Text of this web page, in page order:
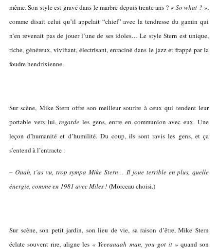
même. Son style est gravé dans le marbre depuis trente ans ? « So what ? »,
comme disait celui qu’il appelait “chief” avec la tendresse du gamin qui
n’en revenait pas de jouer l’une de ses idoles… Le style Stern est unique,
riche, généreux, vivifiant, électrisant, enraciné dans le jazz et frappé par la
foudre hendrixienne.
Sur scène, Mike Stern offre son meilleur sourire à ceux qui tendent leur
portable vers lui,regarde les gens, entre en communion avec eux. Une
leçon d’humanité et d’humilité. Du coup, ils sont ravis les gens, et ça
s’entend à l’entracte :
– Ouah, t’as vu, trop sympa Mike Stern… Il joue terrible en plus, quelle
énergie, comme en 1981 avec Miles ! (Morceau choisi.)
Sur scène, son petit jardin, son lieu de vie, sa raison d’être, Mike Stern
éclate souvent rire, aligne les « Yeeeaaaah man, you got it » quand son